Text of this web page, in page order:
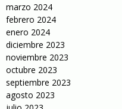
marzo 2024
febrero 2024
enero 2024
diciembre 2023
noviembre 2023
octubre 2023
septiembre 2023
agosto 2023